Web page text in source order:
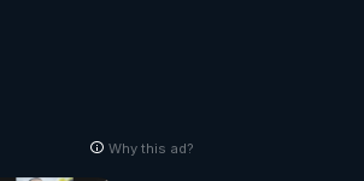
Why this ad?